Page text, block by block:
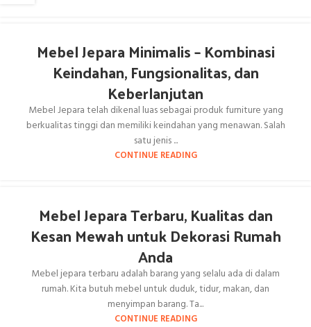
Mebel Jepara Minimalis – Kombinasi
Keindahan, Fungsionalitas, dan
Keberlanjutan
Mebel Jepara telah dikenal luas sebagai produk furniture yang
berkualitas tinggi dan memiliki keindahan yang menawan. Salah
satu jenis ...
CONTINUE READING
Mebel Jepara Terbaru, Kualitas dan
Kesan Mewah untuk Dekorasi Rumah
Anda
Mebel jepara terbaru adalah barang yang selalu ada di dalam
rumah. Kita butuh mebel untuk duduk, tidur, makan, dan
menyimpan barang. Ta...
CONTINUE READING